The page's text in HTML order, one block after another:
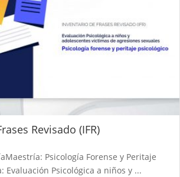
Revisado (IFR)
Psicología Forense y Peritaje
Evaluación Psicológica a niños y ...